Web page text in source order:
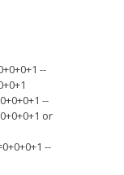
--
--
or
--